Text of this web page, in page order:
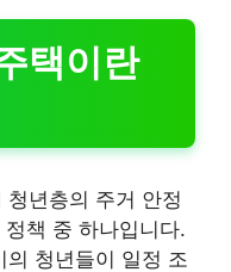
택이란
년층의 주거 안정
책 중 하나입니다.
청년들이 일정 조